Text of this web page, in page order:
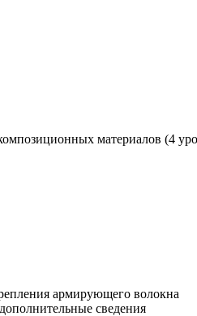
материалов (4
армирующего волокна
сведения